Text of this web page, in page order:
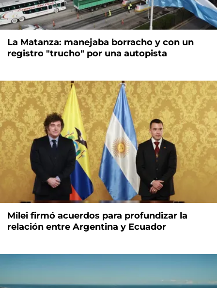
La Matanza: manejaba borracho y con un
registro "trucho" por una autopista
Milei firmó acuerdos para profundizar la
relación entre Argentina y Ecuador